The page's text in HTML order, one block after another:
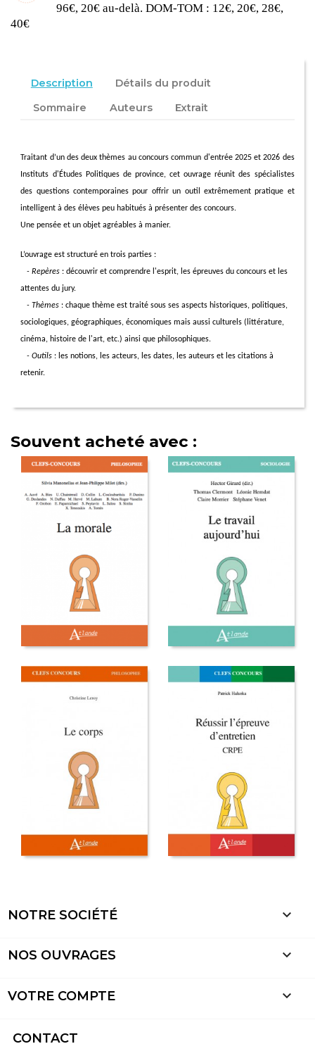
96€, 20€ au-delà. DOM-TOM : 12€, 20€, 28€,
40€
Description
Détails du produit
Sommaire
Auteurs Extrait
Traitant d’un des deux thèmes au concours commun d'entrée 2025et2026 des
Instituts d'Études Politiques de province, cet ouvrage réunit des spécialistes
des questions contemporaines pour offrir un outil extrêmement pratique et
intelligent à des élèves peu habitués à présenter des concours.
Une pensée et un objet agréables à manier.
L’ouvrageest structuré en trois parties :
- Repères : découvrir et comprendre l'esprit, les épreuves du concours et les
attentes du jury.
- Thèmes : chaque thème est traité sous ses aspects historiques, politiques,
sociologiques, géographiques, économiques mais aussi culturels (littérature,
cinéma, histoire de l'art, etc.) ainsi que philosophiques.
- Outils : les notions, les acteurs, les dates, les auteurs et les citations à
retenir.
Souvent acheté avec :
NOTRE SOCIÉTÉ 
NOS OUVRAGES 
VOTRE COMPTE 
CONTACT